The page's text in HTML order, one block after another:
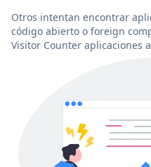
Otros intentan encontrar
código abierto o foreign
Visitor Counter aplicaciones